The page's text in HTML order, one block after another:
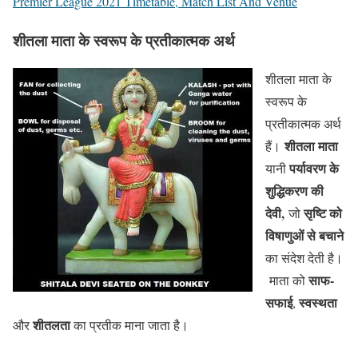
शीतला माता के स्वरूप के प्रतीकात्मक अर्थ
शीतला माता के
स्वरूप के
प्रतीकात्मक अर्थ
हैं।शीतला माता
यानीपर्यावरण के
शुद्धिकरण की
देवी,जोसृष्टि को
विषाणुओं से बचाने
का संदेश देती है।
माता कोसाफ-
सफाई,स्‍वस्‍थता
औरशीतलताका प्रतीक माना जाता है।